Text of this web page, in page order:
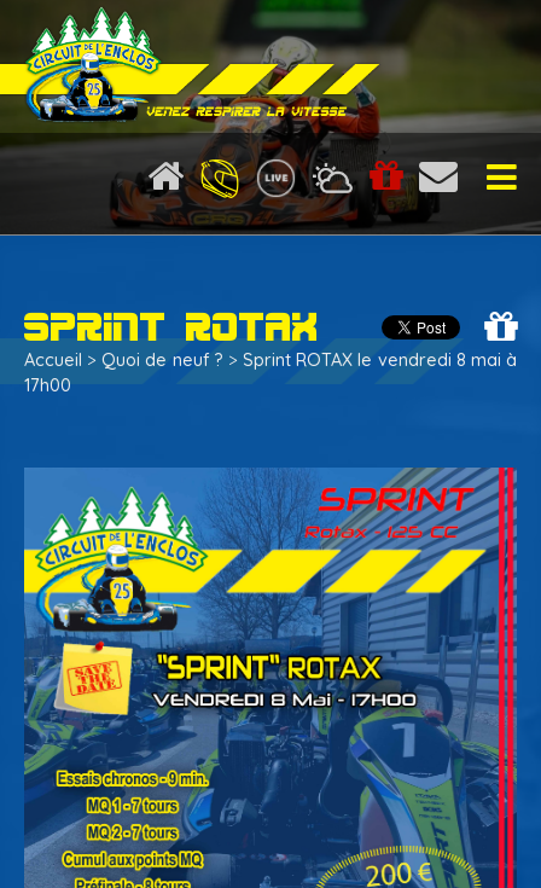
Location de karting
Moto
Ecole de karting 2025-2026
La presse en parle...
Services exclusifs
Restaurant
Magasin et e-shop
Résultats/photos
Bons cadeaux
Hotels partenaires
Sprint Rotax
Accueil >Quoi de neuf ? >Sprint ROTAX le vendredi 8 mai à
17h00